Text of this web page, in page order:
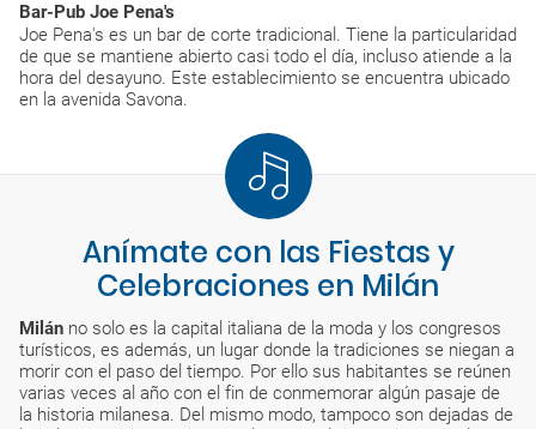
Bar-Pub Joe Pena's
Joe Pena's es un bar de corte tradicional. Tiene la particularidad
de que se mantiene abierto casi todo el día, incluso atiende a la
hora del desayuno. Este establecimiento se encuentra ubicado
en la avenida Savona.
Anímate con las Fiestas y
Celebraciones en Milán
Milán no solo es la capital italiana de la moda y los congresos
turísticos, es además, un lugar donde la tradiciones se niegan a
morir con el paso del tiempo. Por ello sus habitantes se reúnen
varias veces al año con el fin de conmemorar algún pasaje de
la historia milanesa. Del mismo modo, tampoco son dejadas de